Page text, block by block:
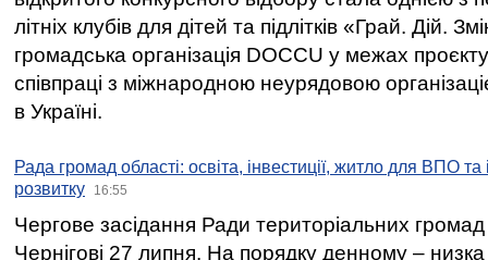
літніх клубів для дітей та підлітків «Грай. Дій.
громадська організація DOCCU у межах
співпраці з міжнародною неурядовою
в Україні.
Рада громад області: освіта, інвестиції, житло для ВПО
розвитку
16:55
Чергове засідання Ради територіальних громад
Чернігові 27 липня. На порядку денному –